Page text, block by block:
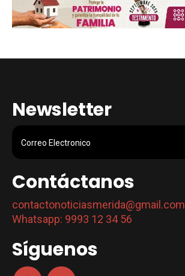
Newsletter
Contáctanos
contactonoticiasmerida@gmail.com
Whatsapp: 9993 12 34 56
Síguenos